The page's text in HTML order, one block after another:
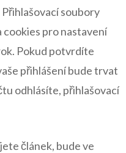
soubory
cookies pro nastavení
Pokud potvrdíte
přihlášení bude trvat
odhlásíte, přihlašovací
článek, bude ve